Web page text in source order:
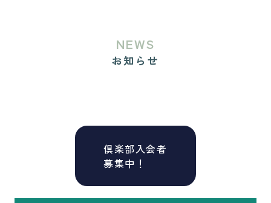
NEWS
お知らせ
倶楽部入会者
募集中！